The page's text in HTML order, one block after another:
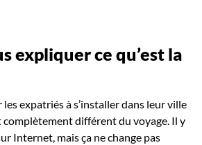
expliquer ce qu’est la
expatriés à s’installer dans leur ville
complètement différent du voyage. Il y
Internet, mais ça ne change pas